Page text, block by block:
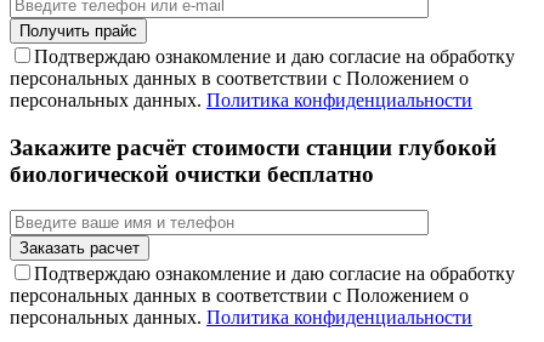
Подтверждаю ознакомление и даю согласие на обработку
персональных данных в соответствии с Положением о
персональных данных. Политика конфиденциальности
Закажите расчёт стоимости станции глубокой
биологической очистки бесплатно
Подтверждаю ознакомление и даю согласие на обработку
персональных данных в соответствии с Положением о
персональных данных. Политика конфиденциальности